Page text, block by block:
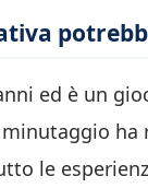
ed è un
ha
le